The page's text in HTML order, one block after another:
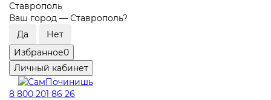
Ставрополь
Ваш город — Ставрополь?
Избранное0
Личный кабинет
8 800 201 86 26